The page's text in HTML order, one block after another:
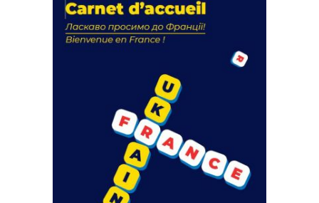
actions
18 septembre 2023
FEUILLETER